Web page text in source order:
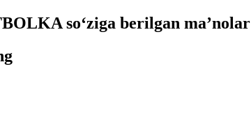
so‘ziga berilgan ma’nolar